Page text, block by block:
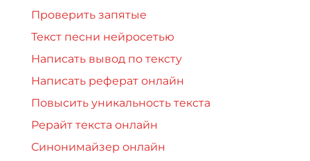
Проверить запятые
Текст песни нейросетью
Написать вывод по тексту
Написать реферат онлайн
Повысить уникальность текста
Рерайт текста онлайн
Синонимайзер онлайн